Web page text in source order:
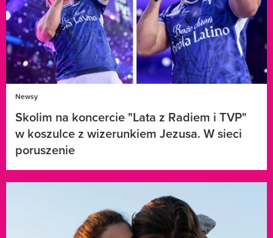
Newsy
Skolim na koncercie "Lata z Radiem i TVP"
w koszulce z wizerunkiem Jezusa. W sieci
poruszenie